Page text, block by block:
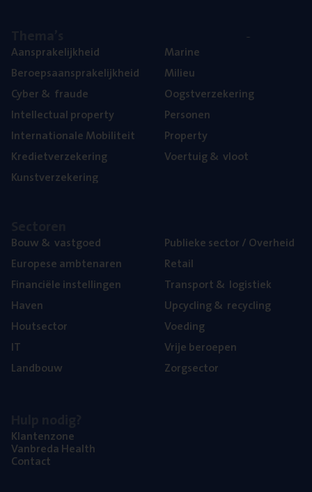
Aan­spra­ke­lijk­heid
Beroeps­aan­spra­ke­lijk­heid
Cyber& fraude
Intel­lec­tu­al property
Inter­na­ti­o­na­le Mobiliteit
Kre­diet­ver­ze­ke­ring
Kunst­ver­ze­ke­ring
Mari­ne
Mili­eu
Oogst­ver­ze­ke­ring
Per­so­nen
Pro­per­ty
Voer­tuig& vloot
Bouw& vastgoed
Euro­pe­se ambtenaren
Finan­ci­ë­le instellingen
Haven
Hout­sec­tor
IT
Land­bouw
Publie­ke sec­tor / Overheid
Retail
Trans­port& logistiek
Upcy­cling& recycling
Voe­ding
Vrije beroe­pen
Zorg­sec­tor
Klan­ten­zo­ne
Van­b­re­da Health
Con­tact